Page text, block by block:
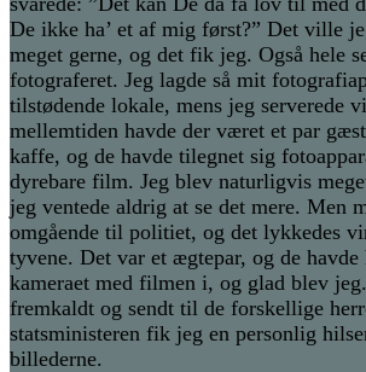
De ikke ha’ et af mig først?” Det ville
meget gerne, og det fik jeg. Også hele
fotograferet. Jeg lagde så mit
tilstødende lokale, mens jeg serverede
mellemtiden havde der været et par
kaffe, og de havde tilegnet sig
dyrebare film. Jeg blev naturligvis
jeg ventede aldrig at se det mere. Men
omgående til politiet, og det lykkedes
tyvene. Det var et ægtepar, og de
kameraet med filmen i, og glad blev
fremkaldt og sendt til de forskellige
statsministeren fik jeg en personlig
billederne.